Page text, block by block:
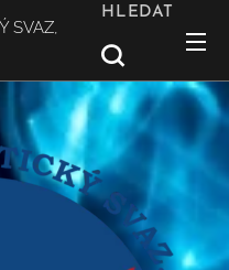
SVAZ,
HLEDAT